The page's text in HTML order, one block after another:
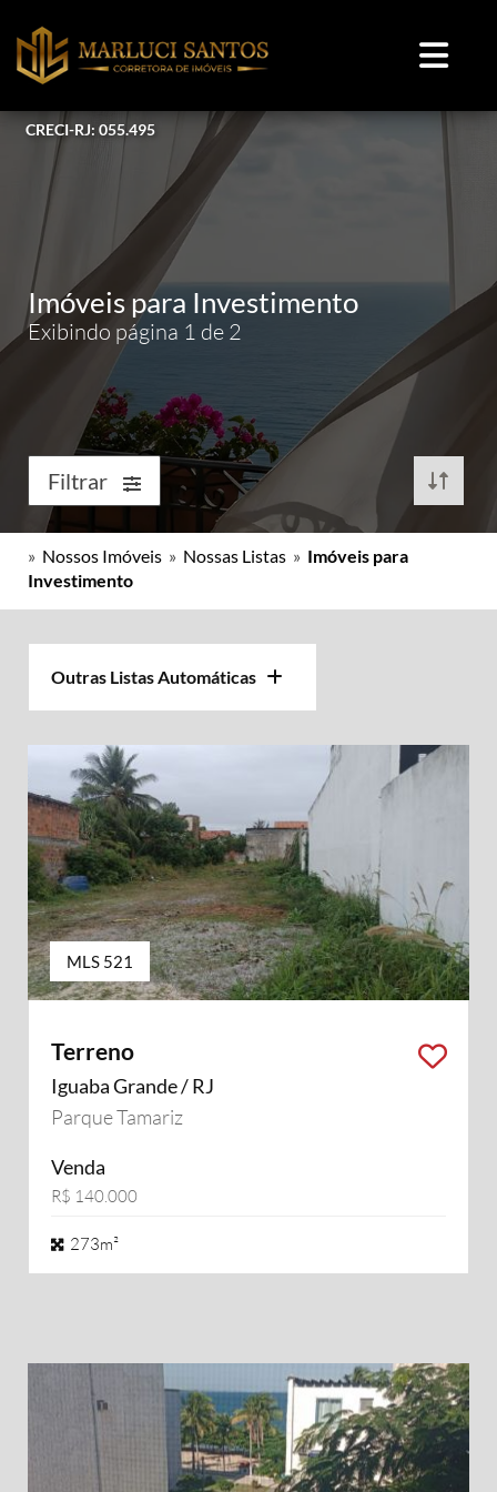
CRECI-RJ: 055.495
Imóveis para Investimento
Exibindo página 1 de 2
Filtrar
» Nossos Imóveis » Nossas Listas » Imóveis para
Investimento
Outras Listas Automáticas
MLS 521
Terreno
Iguaba Grande / RJ
Parque Tamariz
Venda
R$ 140.000
273m²